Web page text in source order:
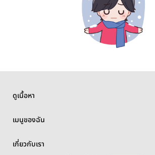
ดูเนื้อหา
เมนูของฉัน
เกี่ยวกับเรา